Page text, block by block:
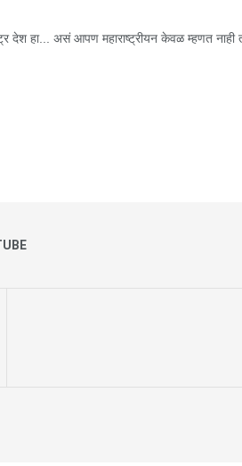
हा... असं आपण महाराष्ट्रीयन केवळ म्हणत नाही तर